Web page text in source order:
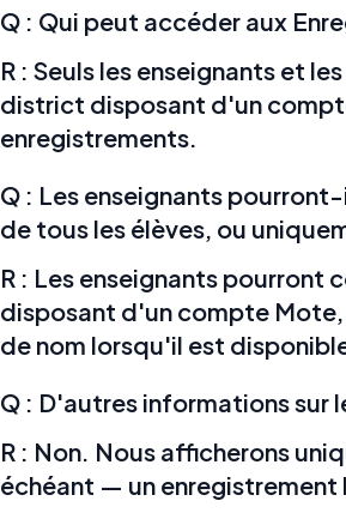
Q : Qui peut accéder aux
R : Seuls les enseignants et
district disposant d'un
enregistrements.
Q : Les enseignants
de tous les élèves, ou
R : Les enseignants pourront
disposant d'un compte
de nom lorsqu'il est
Q : D'autres informations sur
R : Non. Nous afficherons
échéant — un enregistrement